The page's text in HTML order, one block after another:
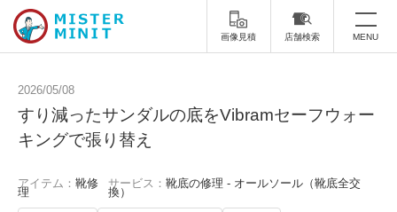
画像見積 店舗検索 MENU
ミスターミニットについて
スーツケース修理 靴修理
2026/05/08
すり減ったサンダルの底をVibramセーフウォー
キングで張り替え
アイテム： 靴修
理
サービス：靴底の修理 - オールソール（靴底全交
換）